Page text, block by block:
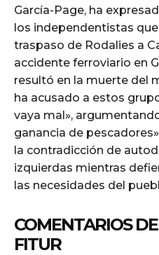
García-Page, ha
los independentistas
traspaso de Rodalies a
accidente ferroviario en
resultó en la muerte del
ha acusado a estos
vaya mal»,
ganancia de
la contradicción de
izquierdas mientras
las necesidades del
COMENTARIOS
FITUR